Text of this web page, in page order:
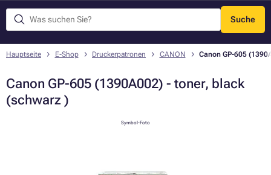
Suche
Menü
Hauptseite E-Shop Druckerpatronen CANON Canon GP-605
Canon GP-605 (1390A002) - toner, black
(schwarz )
Symbol-Foto